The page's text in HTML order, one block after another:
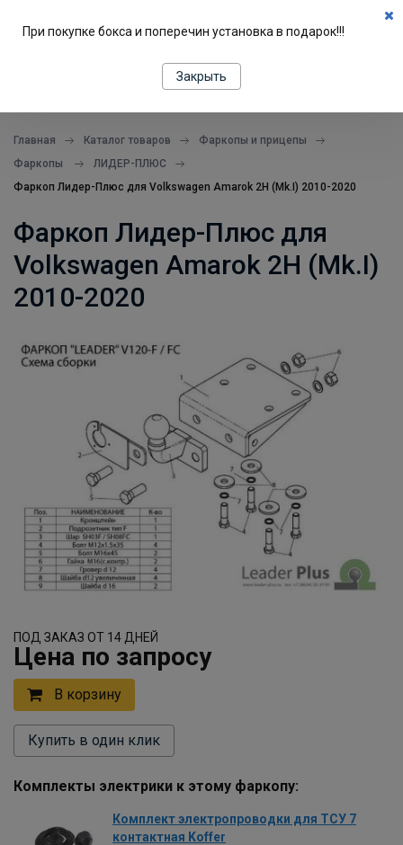
Главная Каталог товаров
Фаркопы и прицепы
Фаркопы
ЛИДЕР-ПЛЮС
Фаркоп Лидер-Плюс для Volkswagen Amarok 2H (Mk.I) 2010-2020
Фаркоп Лидер-Плюс для
Volkswagen Amarok 2H (Mk.I)
2010-2020
ПОД ЗАКАЗ ОТ 14 ДНЕЙ
Цена по запросу
В корзину
Купить в один клик
Комплекты электрики к этому фаркопу:
Комплект электропроводки для ТСУ 7
контактная Koffer
При покупке бокса и поперечин установка в подарок!!!
Закрыть